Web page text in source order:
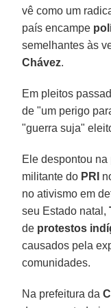
vê como um
país encampe
semelhantes às
Chávez.
Em pleitos
de "um perigo
"guerra suja"
Ele despontou na
militante do PRI
no ativismo em
seu Estado natal,
de protestos
causados pela
comunidades.
Na prefeitura da